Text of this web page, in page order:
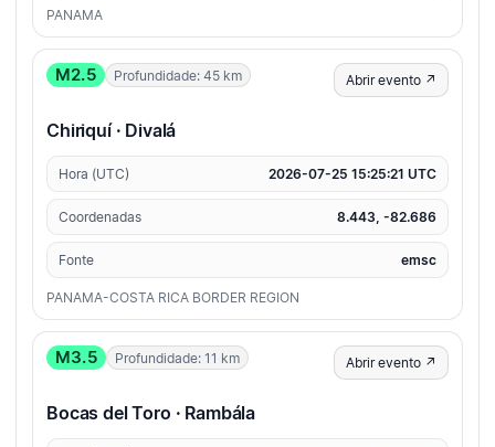
PANAMA
M2.5 Profundidade: 45 km Abrir evento ↗
Chiriquí · Divalá
Hora (UTC) 2026-07-25 15:25:21 UTC
Coordenadas 8.443, -82.686
Fonte emsc
PANAMA-COSTA RICA BORDER REGION
M3.5 Profundidade: 11 km Abrir evento ↗
Bocas del Toro · Rambála